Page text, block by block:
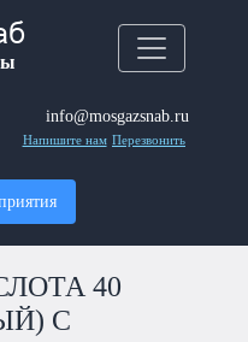
info@mosgazsnab.ru
Напишите нам Перезвонить
40
С